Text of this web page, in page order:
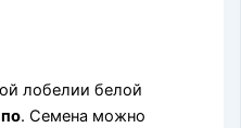
лобелии белой
. Семена можно